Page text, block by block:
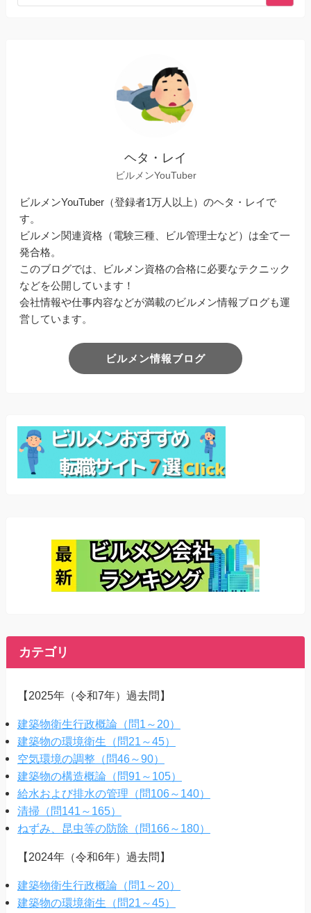
ヘタ・レイ
ビルメンYouTuber
ビルメンYouTuber（登録者1万人以上）のヘタ・レイで
す。
ビルメン関連資格（電験三種、ビル管理士など）は全て一
発合格。
このブログでは、ビルメン資格の合格に必要なテクニック
などを公開しています！
会社情報や仕事内容などが満載のビルメン情報ブログも運
営しています。
ビルメン情報ブログ
カテゴリ
【2025年（令和7年）過去問】
建築物衛生行政概論（問1～20）
建築物の環境衛生（問21～45）
空気環境の調整（問46～90）
建築物の構造概論（問91～105）
給水および排水の管理（問106～140）
清掃（問141～165）
ねずみ、昆虫等の防除（問166～180）
【2024年（令和6年）過去問】
建築物衛生行政概論（問1～20）
建築物の環境衛生（問21～45）